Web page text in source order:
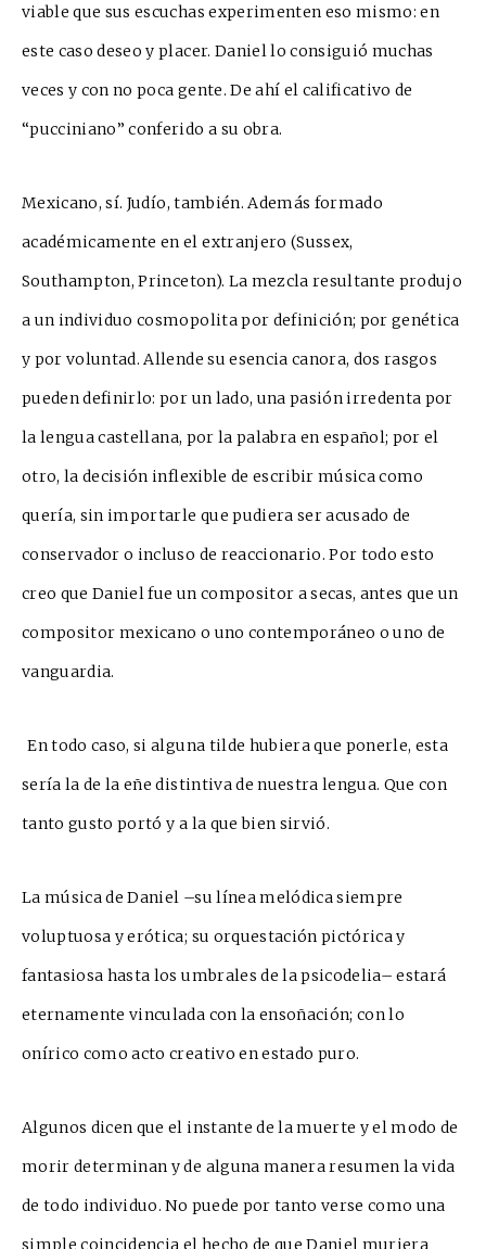
viable que sus escuchas experimenten eso mismo: en
este caso deseo y placer. Daniel lo consiguió muchas
veces y con no poca gente. De ahí el calificativo de
“pucciniano” conferido a su obra.
Mexicano, sí. Judío, también. Además formado
académicamente en el extranjero (Sussex,
Southampton, Princeton). La mezcla resultante produjo
a un individuo cosmopolita por definición; por genética
y por voluntad. Allende su esencia canora, dos rasgos
pueden definirlo: por un lado, una pasión irredenta por
la lengua castellana, por la palabra en español; por el
otro, la decisión inflexible de escribir música como
quería, sin importarle que pudiera ser acusado de
conservador o incluso de reaccionario. Por todo esto
creo queDaniel fue un compositor a secas, antes que un
compositor mexicano o uno contemporáneo o uno de
vanguardia.
En todo caso, si alguna tilde hubiera que ponerle, esta
sería la de la eñe distintiva de nuestra lengua. Que con
tanto gusto portó y a la que bien sirvió.
La música de Daniel –su línea melódica siempre
voluptuosa y erótica; su orquestación pictórica y
fantasiosa hasta los umbrales de la psicodelia– estará
eternamente vinculada con la ensoñación; con lo
onírico como acto creativo en estado puro.
Algunos dicen que el instante de la muerte y el modo de
morir determinan y de alguna manera resumen la vida
de todo individuo. No puede por tanto verse como una
simple coincidencia el hecho de que Daniel muriera